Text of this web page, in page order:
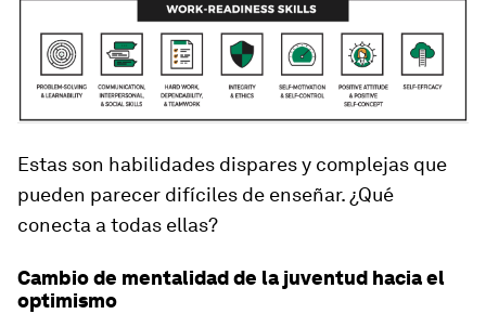
Estas son habilidades dispares y complejas que
pueden parecer difíciles de enseñar. ¿Qué
conecta a todas ellas?
Cambio de mentalidad de la juventud hacia el
optimismo